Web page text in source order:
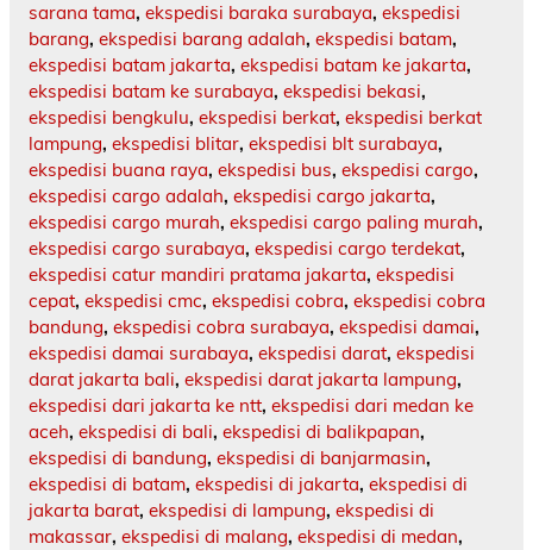
sarana tama, ekspedisi baraka surabaya, ekspedisi
barang, ekspedisi barang adalah, ekspedisi batam,
ekspedisi batam jakarta, ekspedisi batam ke jakarta,
ekspedisi batam ke surabaya, ekspedisi bekasi,
ekspedisi bengkulu, ekspedisi berkat, ekspedisi berkat
lampung, ekspedisi blitar, ekspedisi blt surabaya,
ekspedisi buana raya, ekspedisi bus, ekspedisi cargo,
ekspedisi cargo adalah, ekspedisi cargo jakarta,
ekspedisi cargo murah, ekspedisi cargo paling murah,
ekspedisi cargo surabaya, ekspedisi cargo terdekat,
ekspedisi catur mandiri pratama jakarta, ekspedisi
cepat, ekspedisi cmc, ekspedisi cobra, ekspedisi cobra
bandung, ekspedisi cobra surabaya, ekspedisi damai,
ekspedisi damai surabaya, ekspedisi darat, ekspedisi
darat jakarta bali, ekspedisi darat jakarta lampung,
ekspedisi dari jakarta ke ntt, ekspedisi dari medan ke
aceh, ekspedisi di bali, ekspedisi di balikpapan,
ekspedisi di bandung, ekspedisi di banjarmasin,
ekspedisi di batam, ekspedisi di jakarta, ekspedisi di
jakarta barat, ekspedisi di lampung, ekspedisi di
makassar, ekspedisi di malang, ekspedisi di medan,